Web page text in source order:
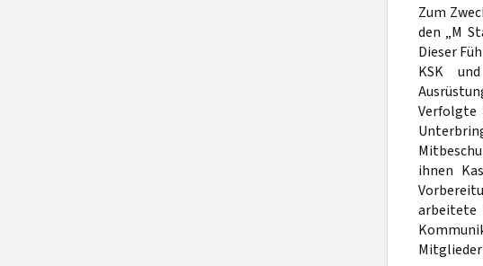
Zum
den „M
Dieser
KSK
Verfolgte
ihnen